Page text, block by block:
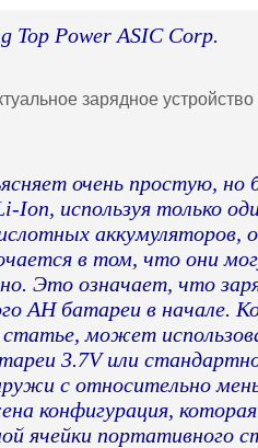
Top Power ASIC Corp.
зарядное
очень простую, но
Ion, используя только
аккумуляторов,
в том, что они
Это означает, что
AH батареи в начале.
может
3.7V или
с относительно
конфигурация, которая
ячейки портативного